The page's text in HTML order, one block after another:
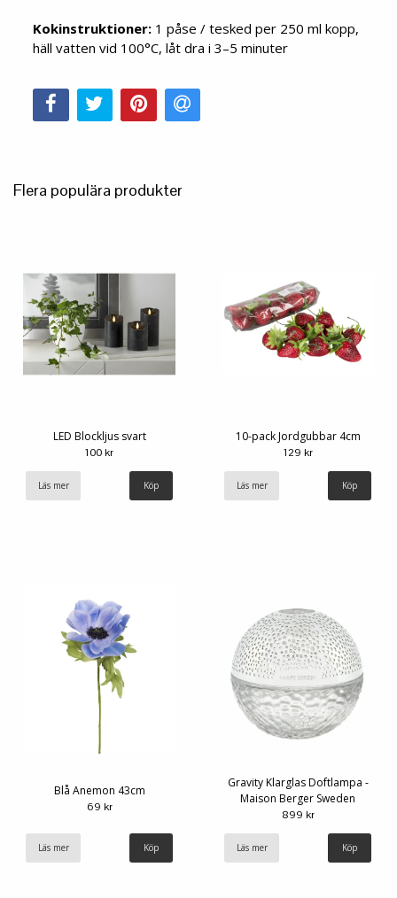
Kokinstruktioner: 1 påse / tesked per 250 ml kopp,
häll vatten vid 100°C, låt dra i 3–5 minuter
Flera populära produkter
LED Blockljus svart
100 kr
Läs mer Köp
10-pack Jordgubbar 4cm
129 kr
Läs mer
Blå Anemon 43cm
69 kr
Läs mer
Gravity Klarglas Doftlampa -
Maison Berger Sweden
899 kr
Läs mer